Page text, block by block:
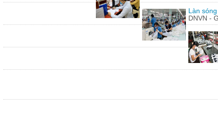
Làn
DNVN -